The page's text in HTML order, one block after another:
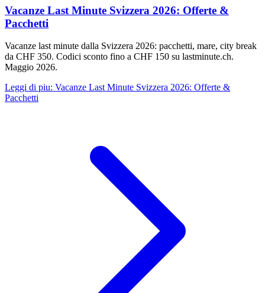
Vacanze Last Minute Svizzera 2026: Offerte &
Pacchetti
Vacanze last minute dalla Svizzera 2026: pacchetti, mare, city break
da CHF 350. Codici sconto fino a CHF 150 su lastminute.ch.
Maggio 2026.
Leggi di piu: Vacanze Last Minute Svizzera 2026: Offerte &
Pacchetti